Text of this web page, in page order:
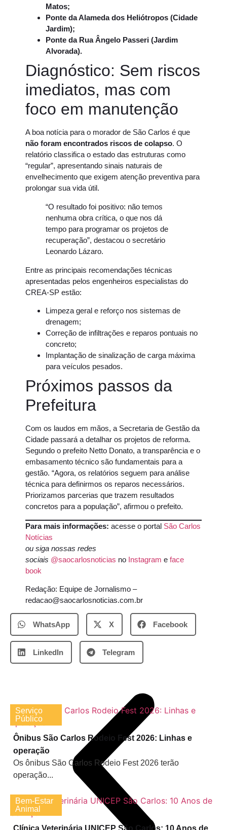
Matos;
Ponte da Alameda dos Heliótropos (Cidade
Jardim);
Ponte da Rua Ângelo Passeri (Jardim
Alvorada).
Diagnóstico: Sem riscos
imediatos, mas com
foco em manutenção
A boa notícia para o morador de São Carlos é que
não foram encontrados riscos de colapso. O
relatório classifica o estado das estruturas como
“regular”, apresentando sinais naturais de
envelhecimento que exigem atenção preventiva para
prolongar sua vida útil.
“O resultado foi positivo: não temos
nenhuma obra crítica, o que nos dá
tempo para programar os projetos de
recuperação”, destacou o secretário
Leonardo Lázaro.
Entre as principais recomendações técnicas
apresentadas pelos engenheiros especialistas do
CREA-SP estão:
Limpeza geral e reforço nos sistemas de
drenagem;
Correção de infiltrações e reparos pontuais no
concreto;
Implantação de sinalização de carga máxima
para veículos pesados.
Próximos passos da
Prefeitura
Com os laudos em mãos, a Secretaria de Gestão da
Cidade passará a detalhar os projetos de reforma.
Segundo o prefeito Netto Donato, a transparência e o
embasamento técnico são fundamentais para a
gestão. “Agora, os relatórios seguem para análise
técnica para definirmos os reparos necessários.
Priorizamos parcerias que trazem resultados
concretos para a população”, afirmou o prefeito.
Para mais informações: acesse o portal São Carlos
Notícias
ou siga nossas redes
sociais @saocarlosnoticias no Instagram e face
book
Redação: Equipe de Jornalismo –
redacao@saocarlosnoticias.com.br
WhatsApp X Facebook
LinkedIn Telegram
Serviço
Público
Ônibus São Carlos Rodeio Fest 2026: Linhas e
operação
Os ônibus São Carlos Rodeio Fest 2026 terão
operação...
Bem-Estar
Animal